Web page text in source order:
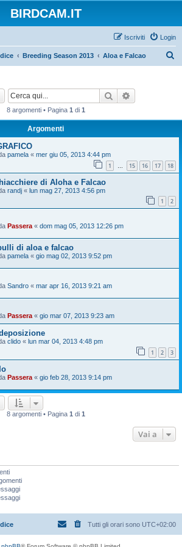
BIRDCAM.IT
Login
Iscriviti
Breeding Season 2013 Aloa e Falcao
Cerca
8 argomenti • Pagina 1 di 1
Argomenti
pamela « mer giu 05, 2013 4:44 pm
1 … 15 16 17 18
di Aloha e Falcao
randj « lun mag 27, 2013 4:56 pm
1 2
Passera « dom mag 05, 2013 12:26 pm
di aloa e falcao
pamela « gio mag 02, 2013 9:52 pm
Sandro « mar apr 16, 2013 9:21 am
Passera « gio mar 07, 2013 9:23 am
clido « lun mar 04, 2013 4:48 pm
1 2 3
Passera « gio feb 28, 2013 9:14 pm
8 argomenti • Pagina 1 di 1
Vai a
Tutti gli orari sono UTC+02:00